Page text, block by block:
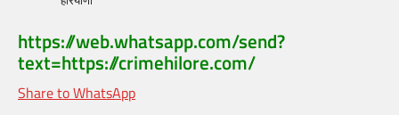
https://web.whatsapp.com/send?
text=https://crimehilore.com/
Share to WhatsApp